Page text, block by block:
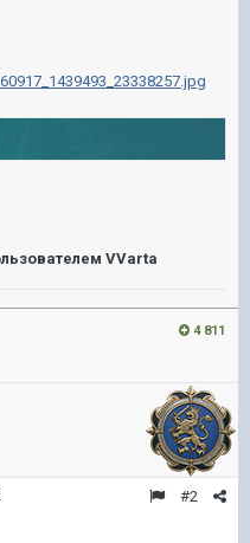
VVarta
4 811
#2